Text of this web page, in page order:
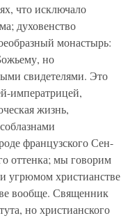
что исключало
духовенство
монастырь:
но
свидетелями. Это
императрицей,
жизнь,
французского Сен-
оттенка; мы говорим
угрюмом христианстве
вообще. Священник
но христианского